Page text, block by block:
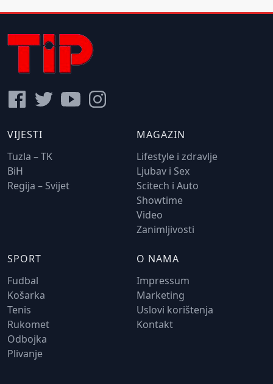
VIJESTI
Tuzla – TK
BiH
Regija – Svijet
MAGAZIN
Lifestyle i zdravlje
Ljubav i Sex
Scitech i Auto
Showtime
Video
Zanimljivosti
SPORT
Fudbal
Košarka
Tenis
Rukomet
Odbojka
Plivanje
O NAMA
Impressum
Marketing
Uslovi korištenja
Kontakt